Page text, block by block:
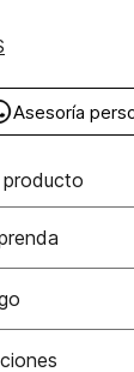
Asesoría
elastano
/ ni
Visa, Dinners,